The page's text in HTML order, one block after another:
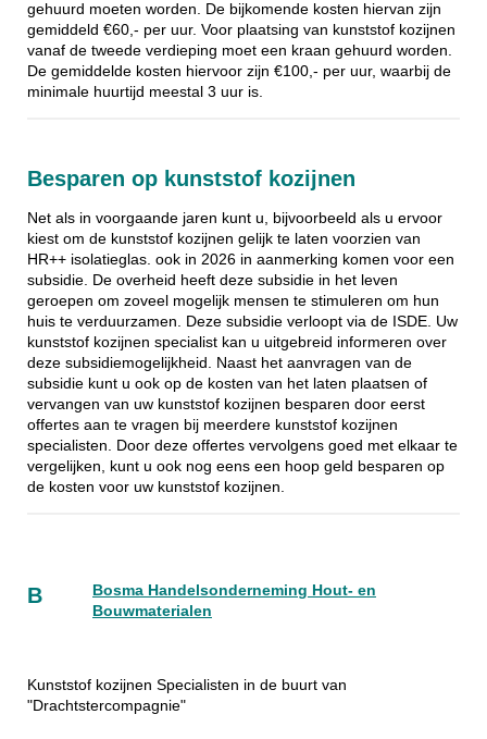
gehuurd moeten worden. De bijkomende kosten hiervan zijn
gemiddeld €60,- per uur. Voor plaatsing van kunststof kozijnen
vanaf de tweede verdieping moet een kraan gehuurd worden.
De gemiddelde kosten hiervoor zijn €100,- per uur, waarbij de
minimale huurtijd meestal 3 uur is.
Besparen op kunststof kozijnen
Net als in voorgaande jaren kunt u, bijvoorbeeld als u ervoor
kiest om de kunststof kozijnen gelijk te laten voorzien van
HR++ isolatieglas. ook in 2026 in aanmerking komen voor een
subsidie. De overheid heeft deze subsidie in het leven
geroepen om zoveel mogelijk mensen te stimuleren om hun
huis te verduurzamen. Deze subsidie verloopt via de ISDE. Uw
kunststof kozijnen specialist kan u uitgebreid informeren over
deze subsidiemogelijkheid. Naast het aanvragen van de
subsidie kunt u ook op de kosten van het laten plaatsen of
vervangen van uw kunststof kozijnen besparen door eerst
offertes aan te vragen bij meerdere kunststof kozijnen
specialisten. Door deze offertes vervolgens goed met elkaar te
vergelijken, kunt u ook nog eens een hoop geld besparen op
de kosten voor uw kunststof kozijnen.
B
Bosma Handelsonderneming Hout- en
Bouwmaterialen
Kunststof kozijnen Specialisten in de buurt van
"Drachtstercompagnie"